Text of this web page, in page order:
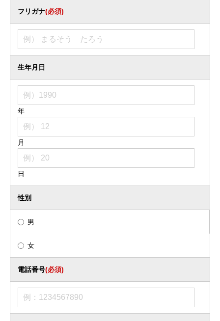
フリガナ(必須)
生年月日
年
月
日
性別
男
女
電話番号(必須)